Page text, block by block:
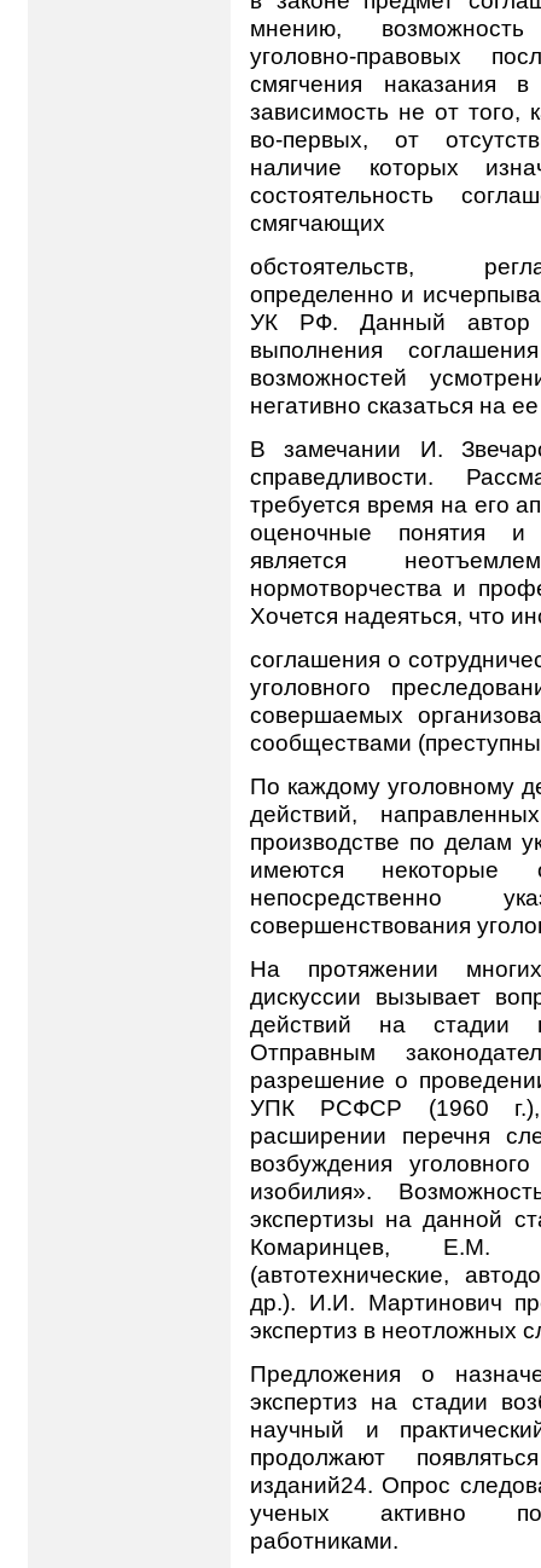
мнению, возможность
уголовно-правовых
смягчения наказания
зависимость не от того,
во-первых, от
наличие которых
состоятельность
смягчающих
обстоятельств,
определенно и
УК РФ. Данный автор
выполнения
возможностей
негативно сказаться на
В замечании И.
справедливости.
требуется время на его
оценочные понятия и
является
нормотворчества и
Хочется надеяться, что
соглашения о
уголовного
совершаемых
сообществами
По каждому уголовному
действий,
производстве по делам
имеются некоторые
непосредственно
совершенствования
На протяжении
дискуссии вызывает
действий на стадии
Отправным
разрешение о
УПК РСФСР (1960 г.),
расширении перечня
возбуждения
изобилия».
экспертизы на данной
Комаринцев, Е.М.
(автотехнические,
др.). И.И. Мартинович
экспертиз в неотложных
Предложения о
экспертиз на стадии
научный и
продолжают
изданий24. Опрос
ученых активно
работниками.